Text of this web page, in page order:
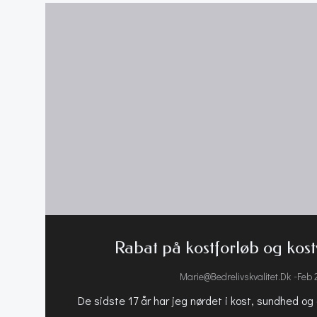
Rabat på kostforløb og
Marie@bedrelivskvalitet.dk -Feb
De sidste 17 år har jeg nørdet i kost, sundhed